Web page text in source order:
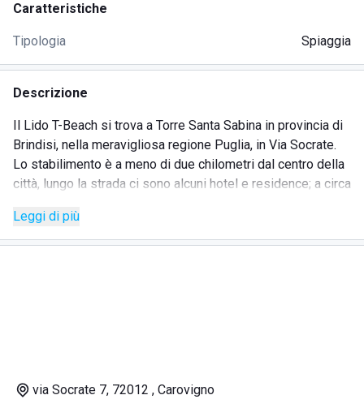
Caratteristiche
Tipologia Spiaggia
Descrizione
Il Lido T-Beach si trova a Torre Santa Sabina in provincia di
Brindisi, nella meravigliosa regione Puglia, in Via Socrate.
Lo stabilimento è a meno di due chilometri dal centro della
città, lungo la strada ci sono alcuni hotel e residence; a circa
famosa Grotta Azzurra.
Il lido prende il proprio nome dalla caratteristica rientranza
Due componenti importanti del T-Beach Mezzaluna sono: il
Leggi di più
via Socrate 7, 72012 , Carovigno